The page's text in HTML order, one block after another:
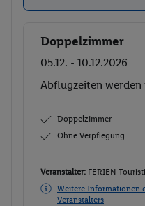
Buchen
Doppelzimmer
05.12. - 10.12.2026
Ab/ bis Berlin (DE)
Doppelzimmer
Ohne Verpflegung
Veranstalter: FERIEN
Weitere Informationen
Veranstalters